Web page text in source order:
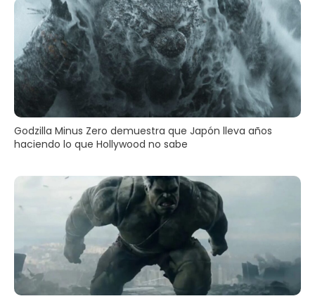
Godzilla Minus Zero demuestra que Japón lleva años
haciendo lo que Hollywood no sabe